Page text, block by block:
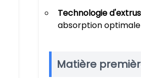
Technologie
absorption
Matière